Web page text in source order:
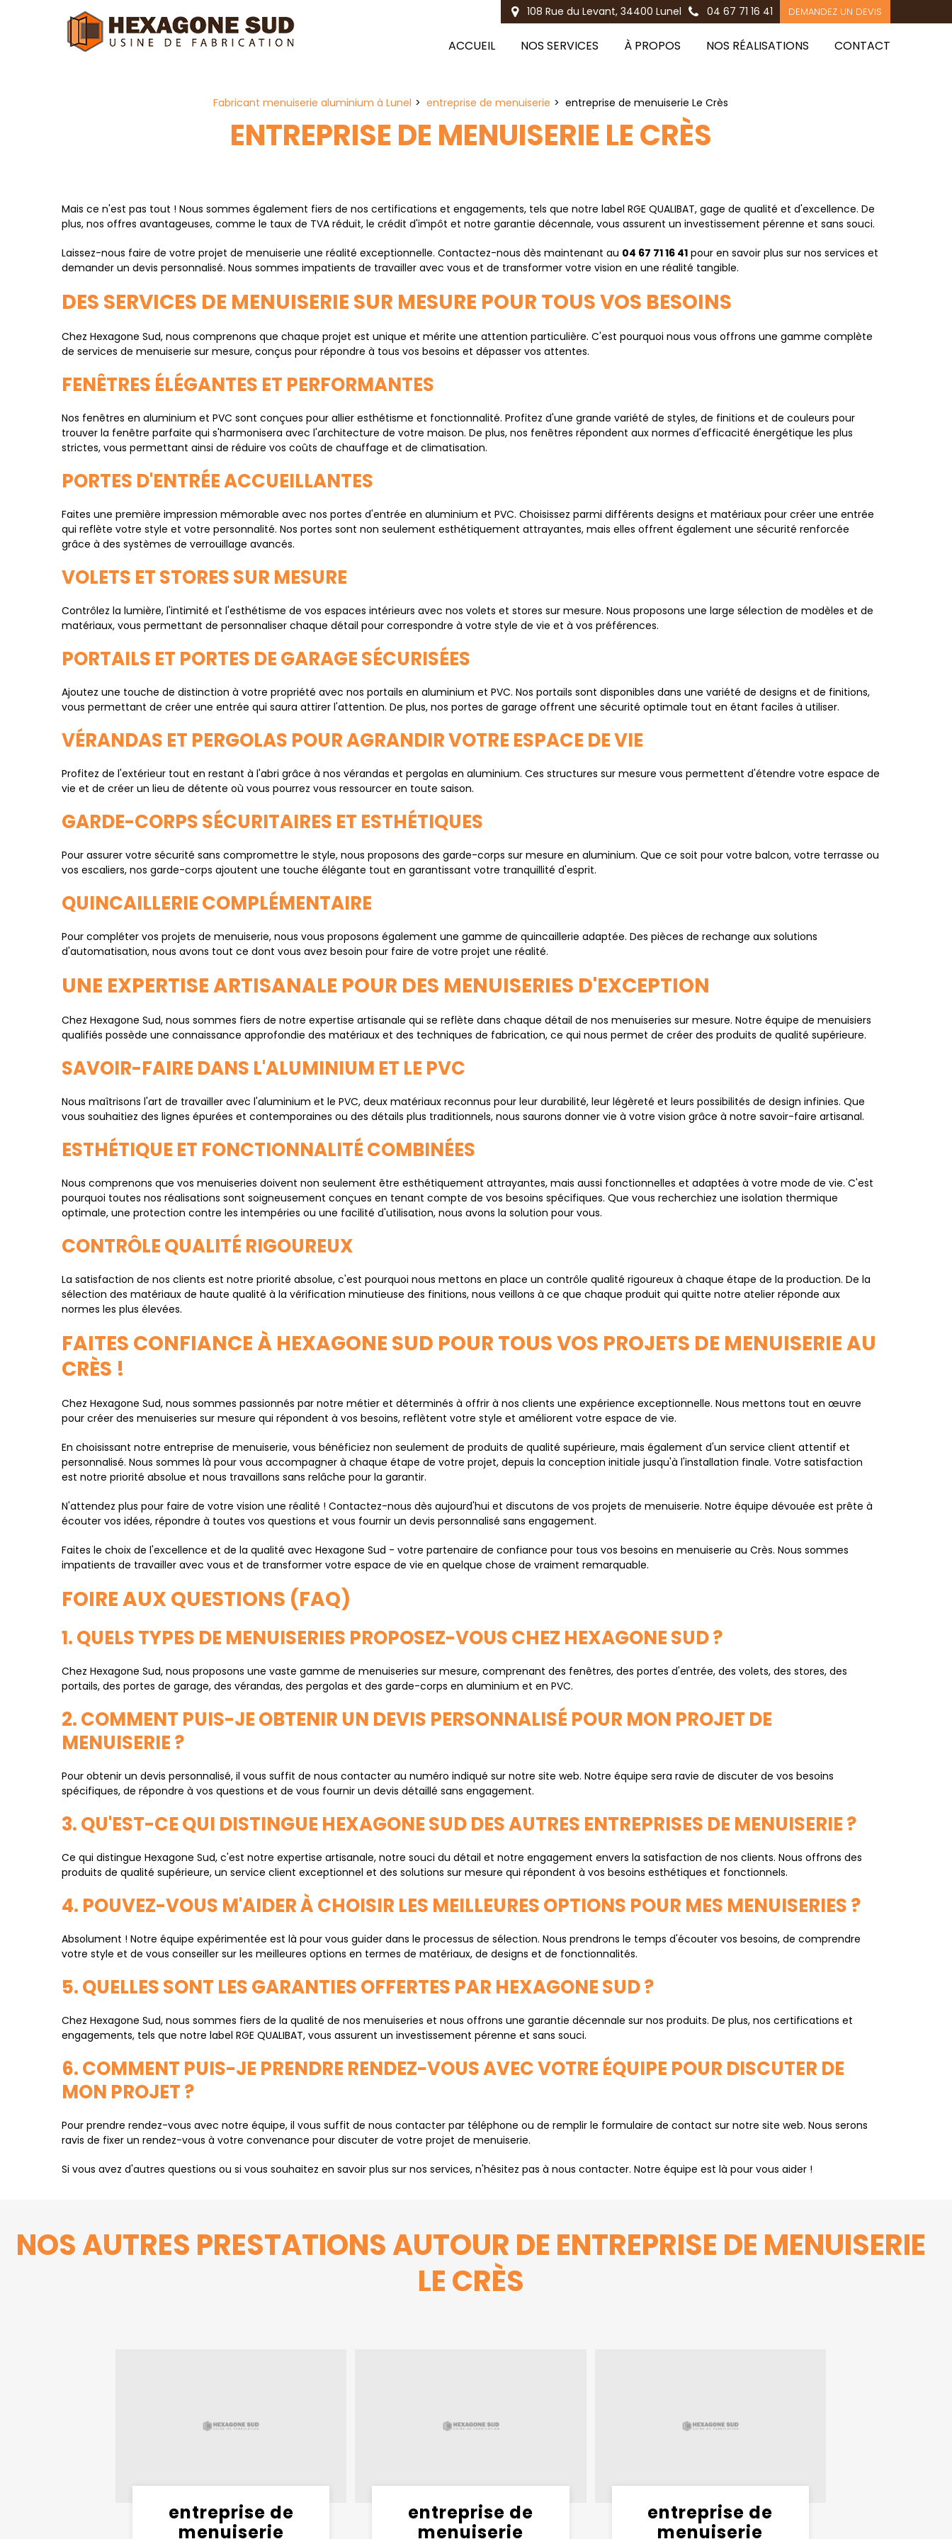
108 Rue du Levant, 34400 Lunel 04 67 71 16 41 DEMANDEZ UN DEVIS
ACCUEIL NOS SERVICES À PROPOS NOS RÉALISATIONS CONTACT
Fabricant menuiserie aluminium à Lunel entreprise de menuiserie entreprise de menuiserie Le Crès
ENTREPRISE DE MENUISERIE LE CRÈS
Mais ce n'est pas tout ! Nous sommes également fiers de nos certifications et engagements, tels que notre label RGE QUALIBAT, gage de qualité et d'excellence. De
plus, nos offres avantageuses, comme le taux de TVA réduit, le crédit d'impôt et notre garantie décennale, vous assurent un investissement pérenne et sans souci.
Laissez-nous faire de votre projet de menuiserie une réalité exceptionnelle. Contactez-nous dès maintenant au 04 67 71 16 41 pour en savoir plus sur nos services et
demander un devis personnalisé. Nous sommes impatients de travailler avec vous et de transformer votre vision en une réalité tangible.
DES SERVICES DE MENUISERIE SUR MESURE POUR TOUS VOS BESOINS
Chez Hexagone Sud, nous comprenons que chaque projet est unique et mérite une attention particulière. C'est pourquoi nous vous offrons une gamme complète
de services de menuiserie sur mesure, conçus pour répondre à tous vos besoins et dépasser vos attentes.
FENÊTRES ÉLÉGANTES ET PERFORMANTES
Nos fenêtres en aluminium et PVC sont conçues pour allier esthétisme et fonctionnalité. Profitez d'une grande variété de styles, de finitions et de couleurs pour
trouver la fenêtre parfaite qui s'harmonisera avec l'architecture de votre maison. De plus, nos fenêtres répondent aux normes d'efficacité énergétique les plus
strictes, vous permettant ainsi de réduire vos coûts de chauffage et de climatisation.
PORTES D'ENTRÉE ACCUEILLANTES
Faites une première impression mémorable avec nos portes d'entrée en aluminium et PVC. Choisissez parmi différents designs et matériaux pour créer une entrée
qui reflète votre style et votre personnalité. Nos portes sont non seulement esthétiquement attrayantes, mais elles offrent également une sécurité renforcée
grâce à des systèmes de verrouillage avancés.
VOLETS ET STORES SUR MESURE
Contrôlez la lumière, l'intimité et l'esthétisme de vos espaces intérieurs avec nos volets et stores sur mesure. Nous proposons une large sélection de modèles et de
matériaux, vous permettant de personnaliser chaque détail pour correspondre à votre style de vie et à vos préférences.
PORTAILS ET PORTES DE GARAGE SÉCURISÉES
Ajoutez une touche de distinction à votre propriété avec nos portails en aluminium et PVC. Nos portails sont disponibles dans une variété de designs et de finitions,
vous permettant de créer une entrée qui saura attirer l'attention. De plus, nos portes de garage offrent une sécurité optimale tout en étant faciles à utiliser.
VÉRANDAS ET PERGOLAS POUR AGRANDIR VOTRE ESPACE DE VIE
Profitez de l'extérieur tout en restant à l'abri grâce à nos vérandas et pergolas en aluminium. Ces structures sur mesure vous permettent d'étendre votre espace de
vie et de créer un lieu de détente où vous pourrez vous ressourcer en toute saison.
GARDE-CORPS SÉCURITAIRES ET ESTHÉTIQUES
Pour assurer votre sécurité sans compromettre le style, nous proposons des garde-corps sur mesure en aluminium. Que ce soit pour votre balcon, votre terrasse ou
vos escaliers, nos garde-corps ajoutent une touche élégante tout en garantissant votre tranquillité d'esprit.
QUINCAILLERIE COMPLÉMENTAIRE
Pour compléter vos projets de menuiserie, nous vous proposons également une gamme de quincaillerie adaptée. Des pièces de rechange aux solutions
d'automatisation, nous avons tout ce dont vous avez besoin pour faire de votre projet une réalité.
UNE EXPERTISE ARTISANALE POUR DES MENUISERIES D'EXCEPTION
Chez Hexagone Sud, nous sommes fiers de notre expertise artisanale qui se reflète dans chaque détail de nos menuiseries sur mesure. Notre équipe de menuisiers
qualifiés possède une connaissance approfondie des matériaux et des techniques de fabrication, ce qui nous permet de créer des produits de qualité supérieure.
SAVOIR-FAIRE DANS L'ALUMINIUM ET LE PVC
Nous maîtrisons l'art de travailler avec l'aluminium et le PVC, deux matériaux reconnus pour leur durabilité, leur légèreté et leurs possibilités de design infinies. Que
vous souhaitiez des lignes épurées et contemporaines ou des détails plus traditionnels, nous saurons donner vie à votre vision grâce à notre savoir-faire artisanal.
ESTHÉTIQUE ET FONCTIONNALITÉ COMBINÉES
Nous comprenons que vos menuiseries doivent non seulement être esthétiquement attrayantes, mais aussi fonctionnelles et adaptées à votre mode de vie. C'est
pourquoi toutes nos réalisations sont soigneusement conçues en tenant compte de vos besoins spécifiques. Que vous recherchiez une isolation thermique
optimale, une protection contre les intempéries ou une facilité d'utilisation, nous avons la solution pour vous.
CONTRÔLE QUALITÉ RIGOUREUX
La satisfaction de nos clients est notre priorité absolue, c'est pourquoi nous mettons en place un contrôle qualité rigoureux à chaque étape de la production. De la
sélection des matériaux de haute qualité à la vérification minutieuse des finitions, nous veillons à ce que chaque produit qui quitte notre atelier réponde aux
normes les plus élevées.
FAITES CONFIANCE À HEXAGONE SUD POUR TOUS VOS PROJETS DE MENUISERIE AU
CRÈS !
Chez Hexagone Sud, nous sommes passionnés par notre métier et déterminés à offrir à nos clients une expérience exceptionnelle. Nous mettons tout en œuvre
pour créer des menuiseries sur mesure qui répondent à vos besoins, reflètent votre style et améliorent votre espace de vie.
En choisissant notre entreprise de menuiserie, vous bénéficiez non seulement de produits de qualité supérieure, mais également d'un service client attentif et
personnalisé. Nous sommes là pour vous accompagner à chaque étape de votre projet, depuis la conception initiale jusqu'à l'installation finale. Votre satisfaction
est notre priorité absolue et nous travaillons sans relâche pour la garantir.
N'attendez plus pour faire de votre vision une réalité ! Contactez-nous dès aujourd'hui et discutons de vos projets de menuiserie. Notre équipe dévouée est prête à
écouter vos idées, répondre à toutes vos questions et vous fournir un devis personnalisé sans engagement.
Faites le choix de l'excellence et de la qualité avec Hexagone Sud - votre partenaire de confiance pour tous vos besoins en menuiserie au Crès. Nous sommes
impatients de travailler avec vous et de transformer votre espace de vie en quelque chose de vraiment remarquable.
FOIRE AUX QUESTIONS (FAQ)
1. QUELS TYPES DE MENUISERIES PROPOSEZ-VOUS CHEZ HEXAGONE SUD ?
Chez Hexagone Sud, nous proposons une vaste gamme de menuiseries sur mesure, comprenant des fenêtres, des portes d'entrée, des volets, des stores, des
portails, des portes de garage, des vérandas, des pergolas et des garde-corps en aluminium et en PVC.
2. COMMENT PUIS-JE OBTENIR UN DEVIS PERSONNALISÉ POUR MON PROJET DE
MENUISERIE ?
Pour obtenir un devis personnalisé, il vous suffit de nous contacter au numéro indiqué sur notre site web. Notre équipe sera ravie de discuter de vos besoins
spécifiques, de répondre à vos questions et de vous fournir un devis détaillé sans engagement.
3. QU'EST-CE QUI DISTINGUE HEXAGONE SUD DES AUTRES ENTREPRISES DE MENUISERIE ?
Ce qui distingue Hexagone Sud, c'est notre expertise artisanale, notre souci du détail et notre engagement envers la satisfaction de nos clients. Nous offrons des
produits de qualité supérieure, un service client exceptionnel et des solutions sur mesure qui répondent à vos besoins esthétiques et fonctionnels.
4. POUVEZ-VOUS M'AIDER À CHOISIR LES MEILLEURES OPTIONS POUR MES MENUISERIES ?
Absolument ! Notre équipe expérimentée est là pour vous guider dans le processus de sélection. Nous prendrons le temps d'écouter vos besoins, de comprendre
votre style et de vous conseiller sur les meilleures options en termes de matériaux, de designs et de fonctionnalités.
5. QUELLES SONT LES GARANTIES OFFERTES PAR HEXAGONE SUD ?
Chez Hexagone Sud, nous sommes fiers de la qualité de nos menuiseries et nous offrons une garantie décennale sur nos produits. De plus, nos certifications et
engagements, tels que notre label RGE QUALIBAT, vous assurent un investissement pérenne et sans souci.
6. COMMENT PUIS-JE PRENDRE RENDEZ-VOUS AVEC VOTRE ÉQUIPE POUR DISCUTER DE
MON PROJET ?
Pour prendre rendez-vous avec notre équipe, il vous suffit de nous contacter par téléphone ou de remplir le formulaire de contact sur notre site web. Nous serons
ravis de fixer un rendez-vous à votre convenance pour discuter de votre projet de menuiserie.
Si vous avez d'autres questions ou si vous souhaitez en savoir plus sur nos services, n'hésitez pas à nous contacter. Notre équipe est là pour vous aider !
NOS AUTRES PRESTATIONS AUTOUR DE ENTREPRISE DE MENUISERIE
LE CRÈS
entreprise de
menuiserie
entreprise de
menuiserie
entreprise de
menuiserie